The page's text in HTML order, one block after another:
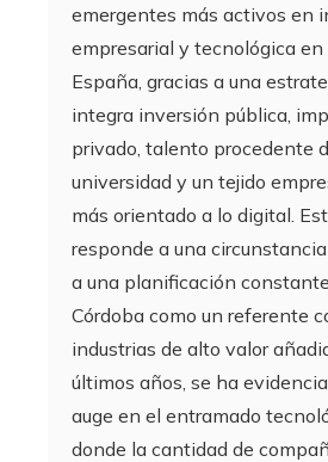
emergentes más activos en
empresarial y tecnológica en
España, gracias a una
integra inversión pública,
privado, talento procedente
universidad y un tejido
más orientado a lo digital.
responde a una
a una planificación
Córdoba como un referente
industrias de alto valor
últimos años, se ha
auge en el entramado
donde la cantidad de